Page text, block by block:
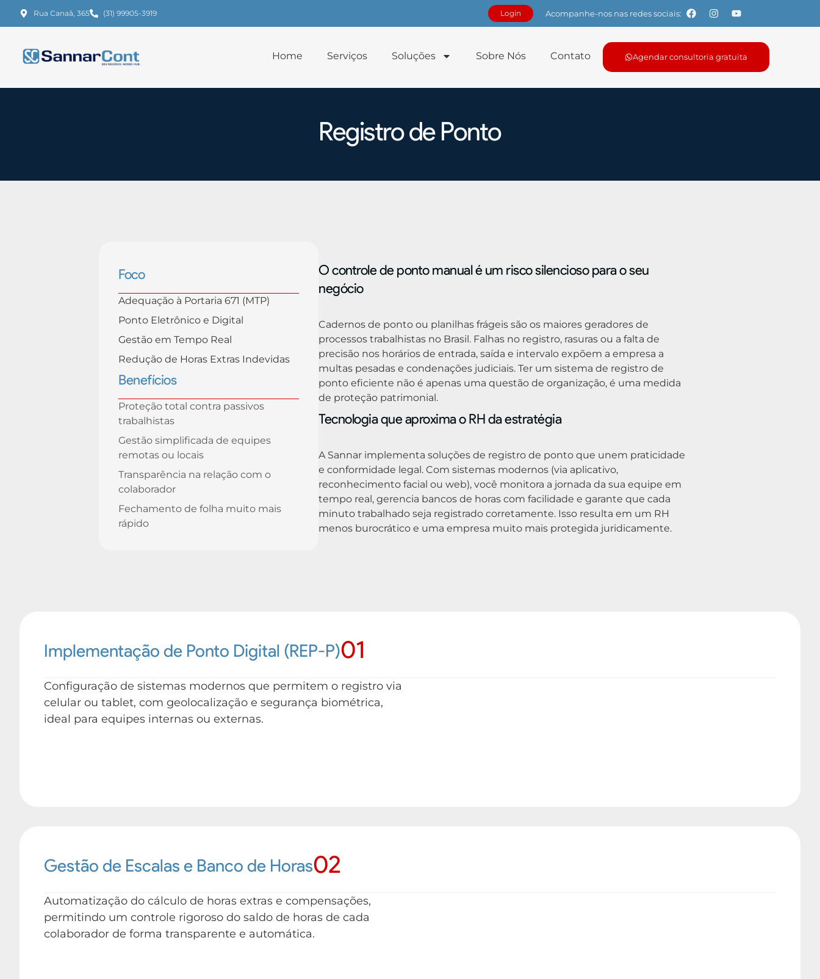
Rua Canaã, 365 (31) 99905-3919 Login Acompanhe-nos nas redes sociais:
Home Serviços Soluções Sobre Nós Contato Agendar consultoria gratuita
Registro de Ponto
Foco
Adequação à Portaria 671 (MTP)
Ponto Eletrônico e Digital
Gestão em Tempo Real
Redução de Horas Extras Indevidas
Benefícios
Proteção total contra passivos
trabalhistas
Gestão simplificada de equipes
remotas ou locais
Transparência na relação com o
colaborador
Fechamento de folha muito mais
rápido
O controle de ponto manual é um risco silencioso para o seu
negócio
Cadernos de ponto ou planilhas frágeis são os maiores geradores de
processos trabalhistas no Brasil. Falhas no registro, rasuras ou a falta de
precisão nos horários de entrada, saída e intervalo expõem a empresa a
multas pesadas e condenações judiciais. Ter um sistema de registro de
ponto eficiente não é apenas uma questão de organização, é uma medida
de proteção patrimonial.
Tecnologia que aproxima o RH da estratégia
A Sannar implementa soluções de registro de ponto que unem praticidade
e conformidade legal. Com sistemas modernos (via aplicativo,
reconhecimento facial ou web), você monitora a jornada da sua equipe em
tempo real, gerencia bancos de horas com facilidade e garante que cada
minuto trabalhado seja registrado corretamente. Isso resulta em um RH
menos burocrático e uma empresa muito mais protegida juridicamente.
Implementação de Ponto Digital (REP-P)01
Configuração de sistemas modernos que permitem o registro via
celular ou tablet, com geolocalização e segurança biométrica,
ideal para equipes internas ou externas.
Gestão de Escalas e Banco de Horas02
Automatização do cálculo de horas extras e compensações,
permitindo um controle rigoroso do saldo de horas de cada
colaborador de forma transparente e automática.